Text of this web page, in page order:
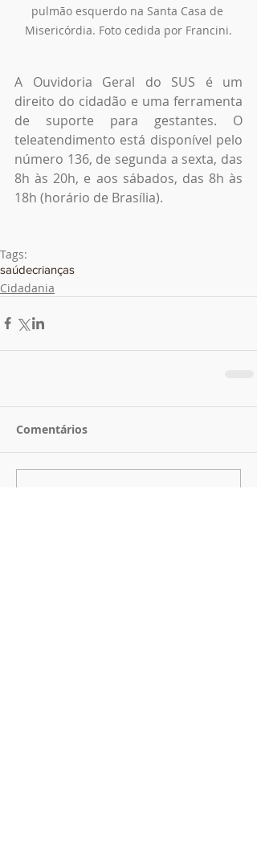
pulmão esquerdo na Santa Casa de
Misericórdia. Foto cedida por Francini.
A Ouvidoria Geral do SUS é um
direito do cidadão e uma ferramenta
de suporte para gestantes. O
teleatendimento está disponível pelo
número 136, de segunda a sexta, das
8h às 20h, e aos sábados, das 8h às
18h (horário de Brasília).
Tags:
saúdecrianças
Cidadania
Comentários